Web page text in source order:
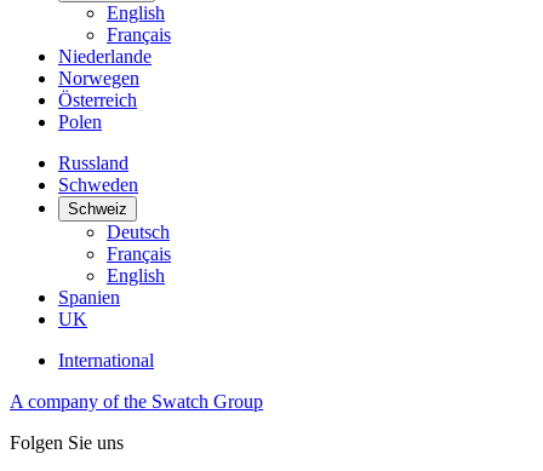
English
Français
Niederlande
Norwegen
Österreich
Polen
Russland
Schweden
Schweiz
Deutsch
Français
English
Spanien
UK
International
A company of the Swatch Group
Folgen Sie uns